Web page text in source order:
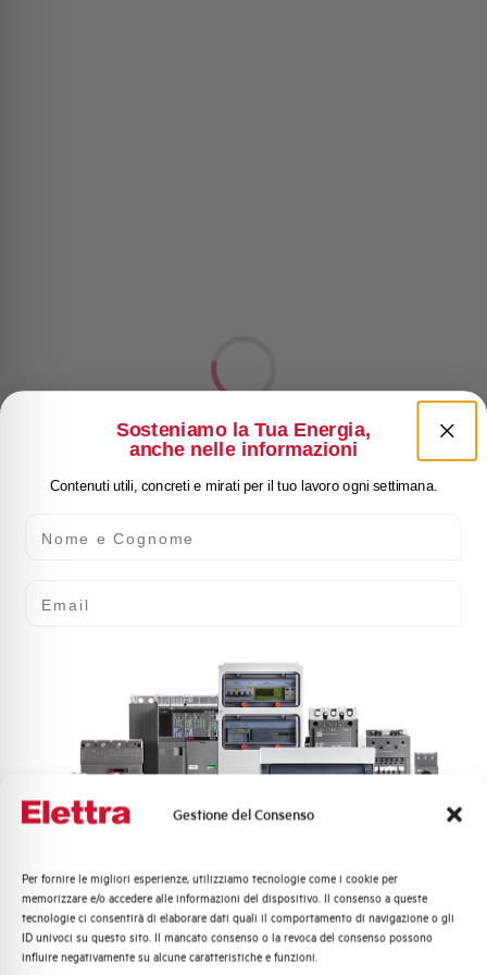
Gestione del Consenso
Per fornire le migliori esperienze, utilizziamo tecnologie come i cookie per
memorizzare e/o accedere alle informazioni del dispositivo. Il consenso a queste
tecnologie ci consentirà di elaborare dati quali il comportamento di navigazione o gli
ID univoci su questo sito. Il mancato consenso o la revoca del consenso possono
influire negativamente su alcune caratteristiche e funzioni.
Sosteniamo la Tua Energia,
anche nelle informazioni
Contenuti utili, concreti e mirati per il tuo lavoro ogni settimana.
Quali argomenti ti interessano di più?
Distribuzione di Energia
Automazione Industriale